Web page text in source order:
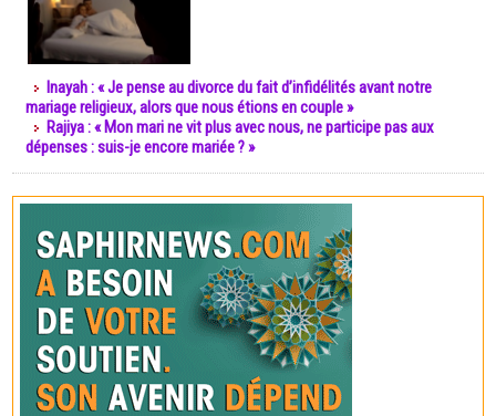
Inayah : « Je pense au divorce du fait d’infidélités avant notre
mariage religieux, alors que nous étions en couple »
Rajiya : « Mon mari ne vit plus avec nous, ne participe pas aux
dépenses : suis-je encore mariée ? »